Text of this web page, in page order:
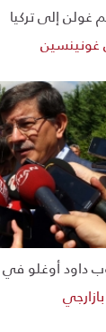
غولن إلى تركيا
غونينسين
داود أوغلو في